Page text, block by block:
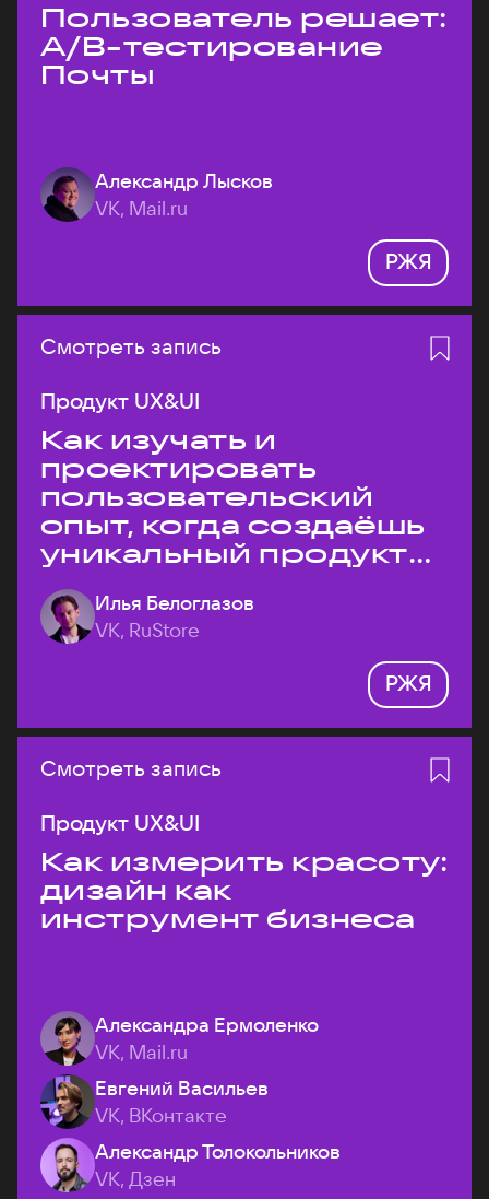
Пользователь решает:
A/B-тестирование
Почты
Александр Лысков
VK, Mail.ru
РЖЯ
Смотреть запись
Продукт UX&UI
Как изучать и
проектировать
пользовательский
опыт, когда создаёшь
уникальный продукт
на рынке?
Илья Белоглазов
VK, RuStore
РЖЯ
Смотреть запись
Продукт UX&UI
Как измерить красоту:
дизайн как
инструмент бизнеса
Александра Ермоленко
VK, Mail.ru
Евгений Васильев
VK, ВКонтакте
Александр Толокольников
VK, Дзен